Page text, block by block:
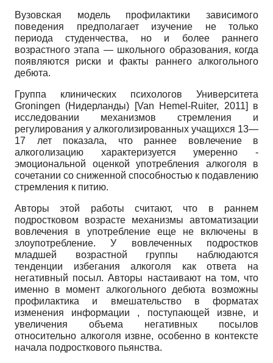
Вузовская модель профилактики зависимого
поведения предполагает изучение не только
периода студенчества, но и более раннего
возрастного этапа — школьного образования, когда
появляются риски и факты раннего алкогольного
дебюта.
Группа клинических психологов Университета
Groningen (Нидерланды) [Van Hemel-Ruiter, 2011] в
исследовании механизмов стремления и
регулирования у алкоголизированных учащихся 13—
17 лет показала, что раннее вовлечение в
алкоголизацию характеризуется умеренно -
эмоциональной оценкой употребления алкоголя в
сочетании со сниженной способностью к подавлению
стремления к питию.
Авторы этой работы считают, что в раннем
подростковом возрасте механизмы автоматизации
вовлечения в употребление еще не включены в
злоупотребление. У вовлеченных подростков
младшей возрастной группы наблюдаются
тенденции избегания алкоголя как ответа на
негативный посыл. Авторы настаивают на том, что
именно в момент алкогольного дебюта возможны
профилактика и вмешательство в форматах
изменения информации , поступающей извне, и
увеличения объема негативных посылов
относительно алкоголя извне, особенно в контексте
начала подросткового пьянства.